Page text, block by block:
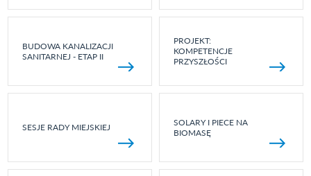
BUDOWA KANALIZACJI
SANITARNEJ - ETAP II
PROJEKT:
KOMPETENCJE
PRZYSZŁOŚCI
SESJE RADY MIEJSKIEJ
SOLARY I PIECE NA
BIOMASĘ